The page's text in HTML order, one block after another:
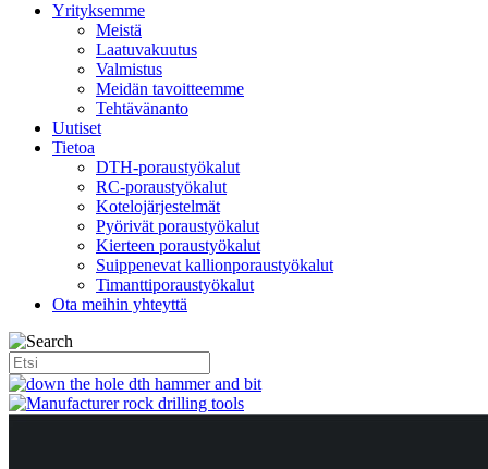
Yrityksemme
Meistä
Laatuvakuutus
Valmistus
Meidän tavoitteemme
Tehtävänanto
Uutiset
Tietoa
DTH-poraustyökalut
RC-poraustyökalut
Kotelojärjestelmät
Pyörivät poraustyökalut
Kierteen poraustyökalut
Suippenevat kallionporaustyökalut
Timanttiporaustyökalut
Ota meihin yhteyttä